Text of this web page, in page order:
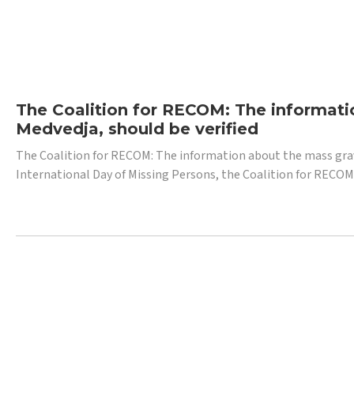
The Coalition for RECOM: The
Medvedja, should be verified
The Coalition for RECOM: The information about the mass
International Day of Missing Persons, the Coalition for